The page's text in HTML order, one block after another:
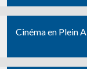
Cinéma en Plein